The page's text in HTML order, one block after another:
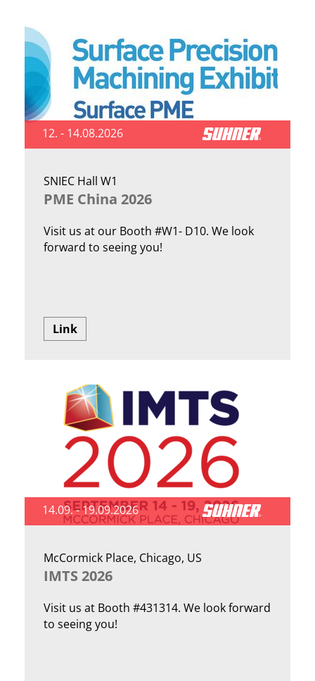
12. - 14.08.2026
SNIEC Hall W1
PME China 2026
Visit us at our Booth #W1- D10. We look
forward to seeing you!
Link
14.09. - 19.09.2026
McCormick Place, Chicago, US
IMTS 2026
Visit us at Booth #431314. We look forward
to seeing you!